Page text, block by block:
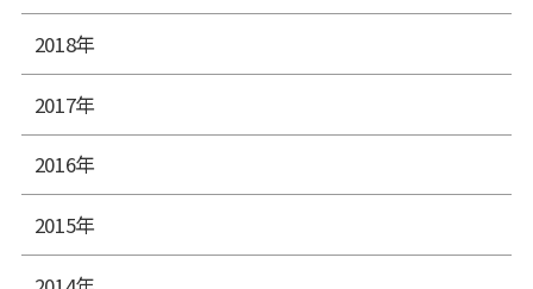
2018年
2017年
2016年
2015年